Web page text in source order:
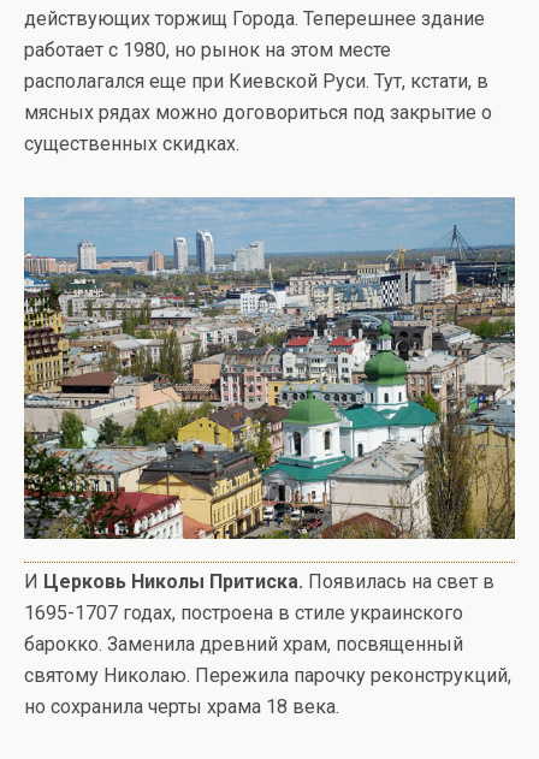
действующих торжищ Города. Теперешнее здание
работает с 1980, но рынок на этом месте
располагался еще при Киевской Руси. Тут, кстати, в
мясных рядах можно договориться под закрытие о
существенных скидках.
И Церковь Николы Притиска. Появилась на свет в
1695-1707 годах, построена в стиле украинского
барокко. Заменила древний храм, посвященный
святому Николаю. Пережила парочку реконструкций,
но сохранила черты храма 18 века.